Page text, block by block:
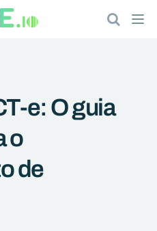
e: O guia
o
de